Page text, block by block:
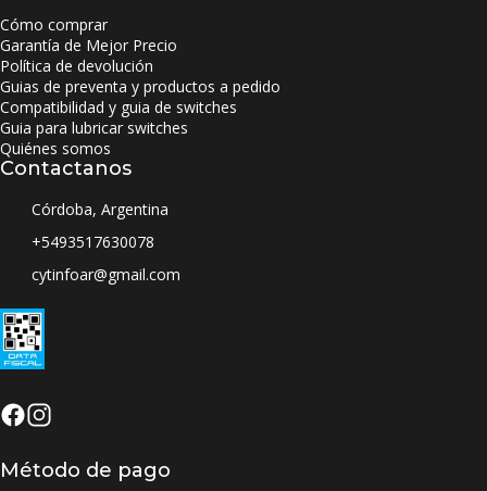
Cómo comprar
Garantía de Mejor Precio
Política de devolución
Guias de preventa y productos a pedido
Compatibilidad y guia de switches
Guia para lubricar switches
Quiénes somos
Contactanos
Córdoba, Argentina
+5493517630078
cytinfoar@gmail.com
Método de pago